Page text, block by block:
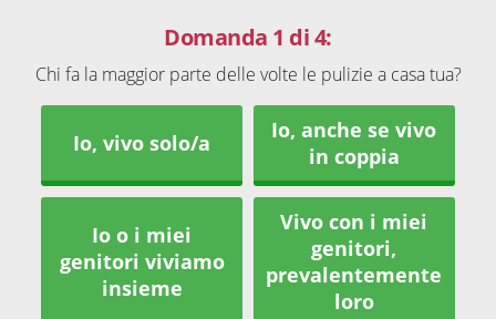
Domanda 1 di 4:
Chi fa la maggior parte delle volte le pulizie a casa tua?
Io, vivo solo/a
Io, anche se vivo
in coppia
Io o i miei
genitori viviamo
insieme
Vivo con i miei
genitori,
prevalentemente
loro